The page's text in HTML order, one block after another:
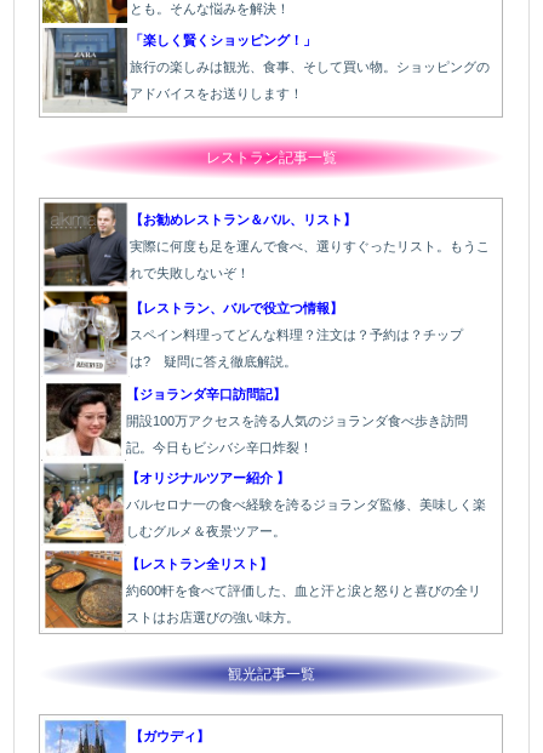
とも。そんな悩みを解決！
「楽しく賢くショッピング！」
旅行の楽しみは観光、食事、そして買い物。ショッピングの
アドバイスをお送りします！
レストラン記事一覧
【お勧めレストラン＆バル、リスト】
実際に何度も足を運んで食べ、選りすぐったリスト。もうこ
れで失敗しないぞ！
【レストラン、バルで役立つ情報】
スペイン料理ってどんな料理？注文は？予約は？チップ
は? 疑問に答え徹底解説。
【ジョランダ辛口訪問記】
開設100万アクセスを誇る人気のジョランダ食べ歩き訪問
記。今日もビシバシ辛口炸裂！
【オリジナルツアー紹介 】
バルセロナ一の食べ経験を誇るジョランダ監修、美味しく楽
しむグルメ＆夜景ツアー。
【レストラン全リスト】
約600軒を食べて評価した、血と汗と涙と怒りと喜びの全リ
ストはお店選びの強い味方。
観光記事一覧
【ガウディ】